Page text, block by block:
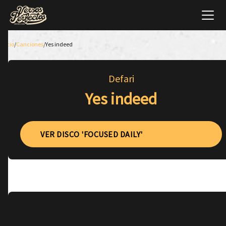
Inicio/Canciones/Yes indeed
Defari
Yes indeed
VER DISCO 'FOCUSED DAILY'